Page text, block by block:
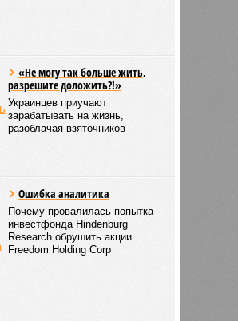
«Не могу так больше жить,
разрешите доложить?!»
Украинцев приучают
зарабатывать на жизнь,
разоблачая взяточников
Ошибка аналитика
Почему провалилась попытка
инвестфонда Hindenburg
Research обрушить акции
Freedom Holding Corp